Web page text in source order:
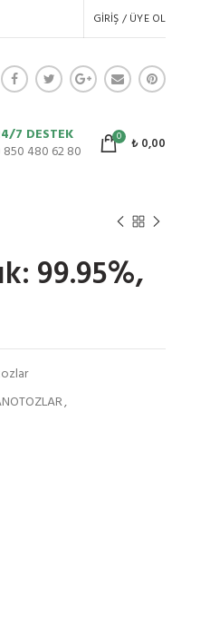
GIRIŞ / ÜYE OL
7 DESTEK
850 480 62 80
0 ₺0,00
99.95%,
,